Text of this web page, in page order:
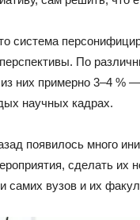
система
По
них примерно 3–4
научных кадрах.
появилось много
сделать их
самих вузов и их